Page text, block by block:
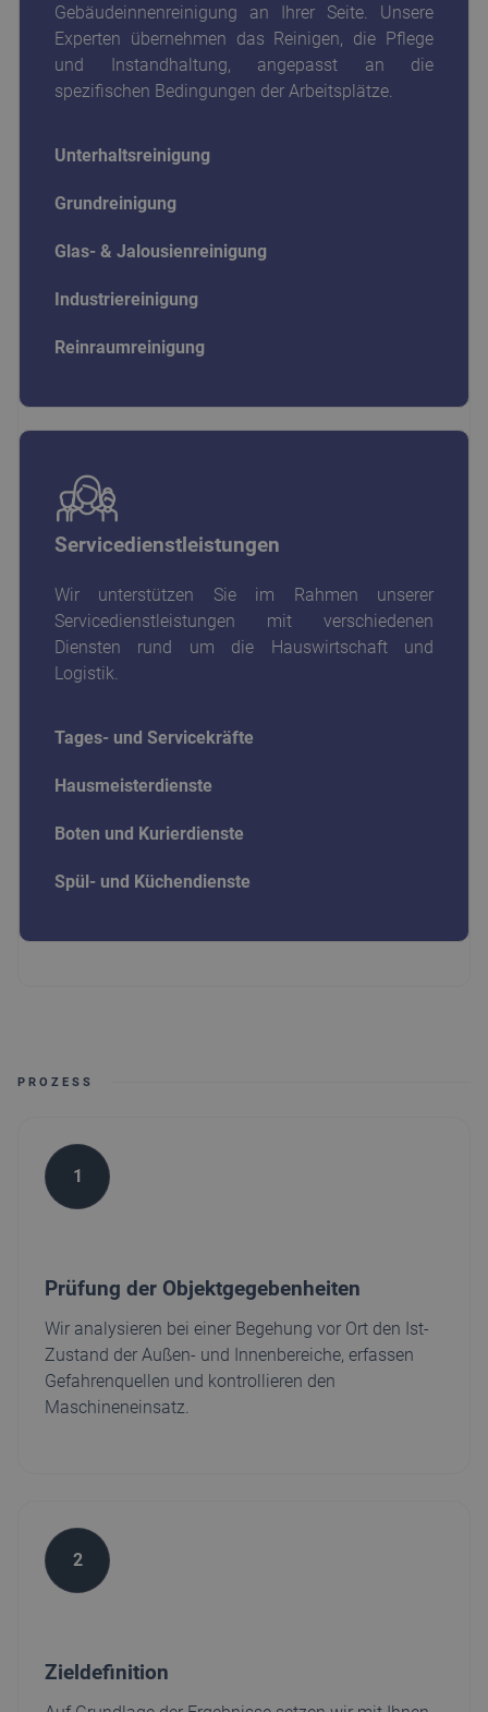
Gebäudeinnenreinigung an Ihrer Seite. Unsere
Experten übernehmen das Reinigen, die Pflege
und Instandhaltung, angepasst an die
spezifischen Bedingungen der Arbeitsplätze.
Unterhaltsreinigung
Grundreinigung
Glas- & Jalousienreinigung
Industriereinigung
Reinraumreinigung
Servicedienstleistungen
Wir unterstützen Sie im Rahmen unserer
Servicedienstleistungen mit verschiedenen
Diensten rund um die Hauswirtschaft und
Logistik.
Tages- und Servicekräfte
Hausmeisterdienste
Boten und Kurierdienste
Spül- und Küchendienste
PROZESS
1
Prüfung der Objektgegebenheiten
Wir analysieren bei einer Begehung vor Ort den Ist-
Zustand der Außen- und Innenbereiche, erfassen
Gefahrenquellen und kontrollieren den
Maschineneinsatz.
2
Zieldefinition